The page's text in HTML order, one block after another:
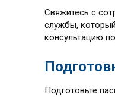
Свяжитесь с
службы,
консультацию
Подготовьте